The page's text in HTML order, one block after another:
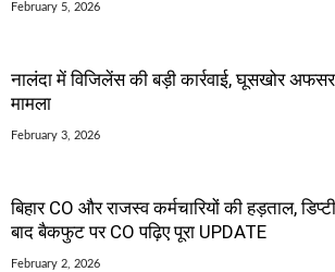
February 5, 2026
नालंदा में विजिलेंस की बड़ी कार्रवाई, घूसखोर अफसर
मामला
February 3, 2026
बिहार CO और राजस्व कर्मचारियों की हड़ताल,
बाद बैकफुट पर CO पढ़िए पूरा UPDATE
February 2, 2026